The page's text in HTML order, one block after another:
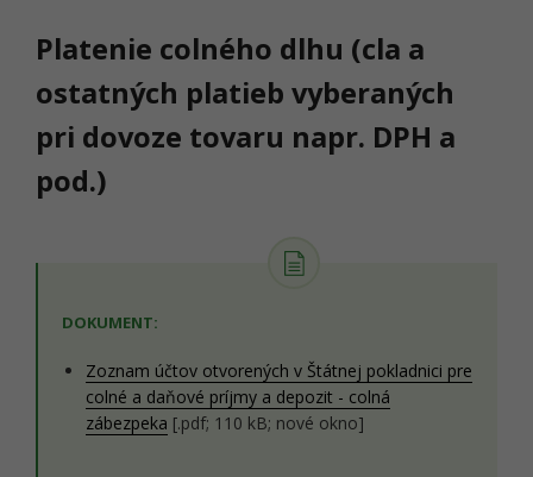
Platenie colného dlhu (cla a
ostatných platieb vyberaných
pri dovoze tovaru napr. DPH a
pod.)
DOKUMENT:
Zoznam účtov otvorených v Štátnej pokladnici pre
colné a daňové príjmy a depozit - colná
zábezpeka [.pdf; 110 kB; nové okno]